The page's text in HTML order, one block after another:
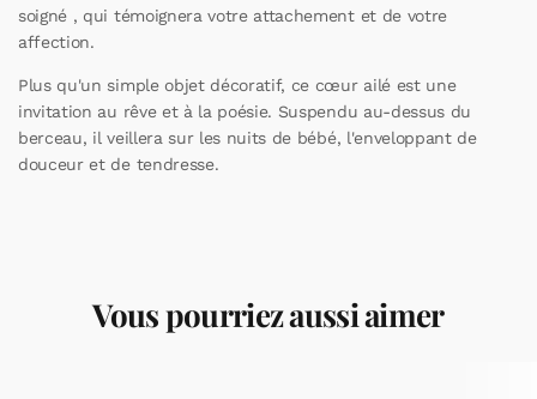
soigné , qui témoignera votre attachement et de votre
affection.
Plus qu'un simple objet décoratif, ce cœur ailé est une
invitation au rêve et à la poésie. Suspendu au-dessus du
berceau, il veillera sur les nuits de bébé, l'enveloppant de
douceur et de tendresse.
Vous pourriez aussi aimer